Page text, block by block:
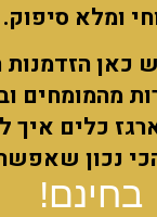
ומלא סיפוק.
כאן
מהמומחים
כלים
נכון
בחינם!